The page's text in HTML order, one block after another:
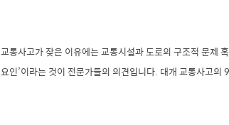
교통사고가 잦은 이유에는 교통시설과 도로의 구조적 문제
요인’이라는 것이 전문가들의 의견입니다. 대개 교통사고